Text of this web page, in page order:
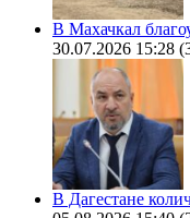
В Махачкал
30.07.2026 15:28
В Дагестане